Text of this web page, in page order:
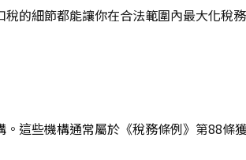
的細節都能讓你在合法範圍內最大化稅
這些機構通常屬於《稅務條例》第88